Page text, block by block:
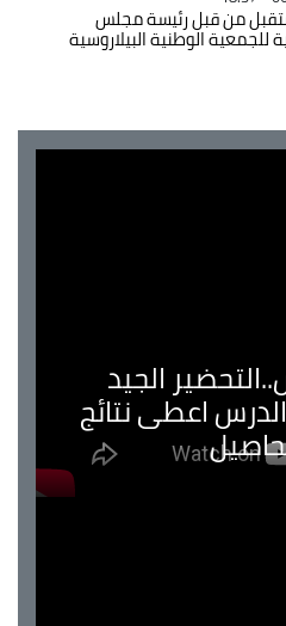
من قبل رئيسة مجلس
الوطنية البيلاروسية
الجيد
اعطى نتائج